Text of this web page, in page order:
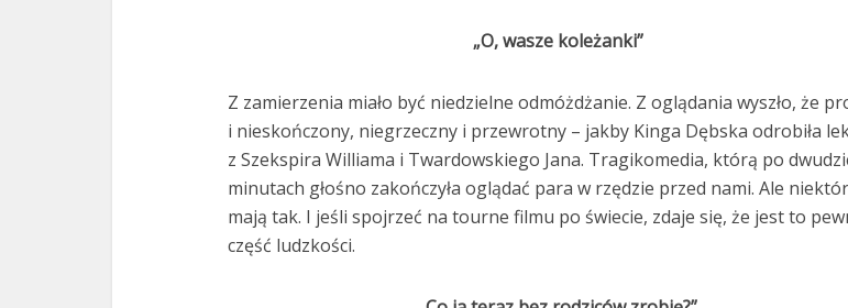
„O, wasze koleżanki”
Z zamierzenia miało być niedzielne odmóżdżanie. Z oglądania wyszło, że
i nieskończony, niegrzeczny i przewrotny – jakby Kinga Dębska odrobiła
z Szekspira Williama i Twardowskiego Jana. Tragikomedia, którą po
minutach głośno zakończyła oglądać para w rzędzie przed nami. Ale
mają tak. I jeśli spojrzeć na tourne filmu po świecie, zdaje się, że jest to
część ludzkości.